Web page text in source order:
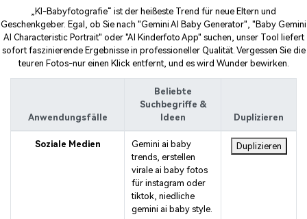
„KI-Babyfotografie“ ist der heißeste Trend für neue Eltern und
Geschenkgeber. Egal, ob Sie nach "Gemini AI Baby Generator", "Baby Gemini
AI Characteristic Portrait" oder "AI Kinderfoto App" suchen, unser Tool liefert
sofort faszinierende Ergebnisse in professioneller Qualität. Vergessen Sie die
teuren Fotos-nur einen Klick entfernt, und es wird Wunder bewirken.
Anwendungsfälle
Beliebte
Suchbegriffe &
Ideen
Duplizieren
Soziale Medien
Gemini ai baby
trends, erstellen
virale ai baby fotos
für instagram oder
tiktok, niedliche
gemini ai baby style.
Duplizieren